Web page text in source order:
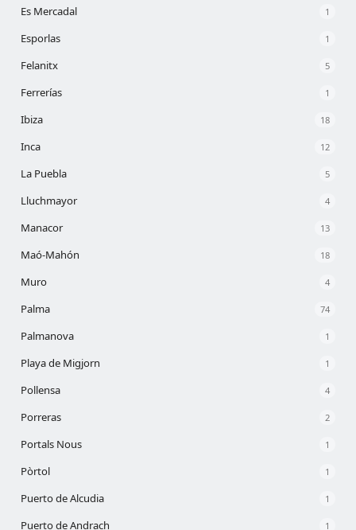
Es Mercadal 1
Esporlas 1
Felanitx 5
Ferrerías 1
Ibiza 18
Inca 12
La Puebla 5
Lluchmayor 4
Manacor 13
Maó-Mahón 18
Muro 4
Palma 74
Palmanova 1
Playa de Migjorn 1
Pollensa 4
Porreras 2
Portals Nous 1
Pòrtol 1
Puerto de Alcudia 1
Puerto de Andrach 1